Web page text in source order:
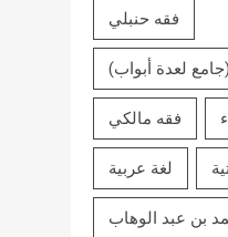
فقه حنبلي
لعدة أبواب)
فقه مالكي
لغة عربية
بن عبد الوهاب